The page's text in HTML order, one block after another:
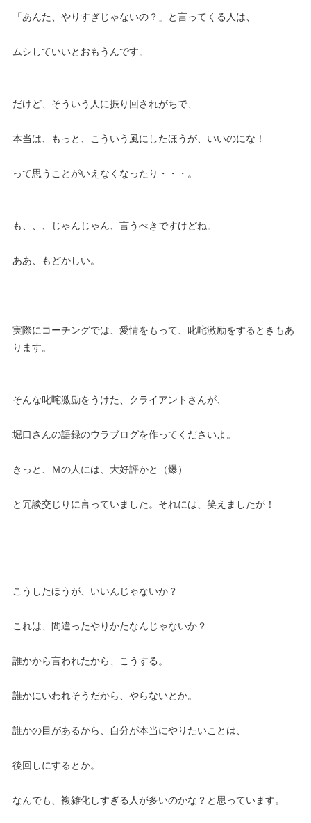
「あんた、やりすぎじゃないの？」と言ってくる人は、
ムシしていいとおもうんです。
だけど、そういう人に振り回されがちで、
本当は、もっと、こういう風にしたほうが、いいのにな！
って思うことがいえなくなったり・・・。
も、、、じゃんじゃん、言うべきですけどね。
ああ、もどかしい。
実際にコーチングでは、愛情をもって、叱咤激励をするときもあ
ります。
そんな叱咤激励をうけた、クライアントさんが、
堀口さんの語録のウラブログを作ってくださいよ。
きっと、Ｍの人には、大好評かと（爆）
と冗談交じりに言っていました。それには、笑えましたが！
こうしたほうが、いいんじゃないか？
これは、間違ったやりかたなんじゃないか？
誰かから言われたから、こうする。
誰かにいわれそうだから、やらないとか。
誰かの目があるから、自分が本当にやりたいことは、
後回しにするとか。
なんでも、複雑化しすぎる人が多いのかな？と思っています。